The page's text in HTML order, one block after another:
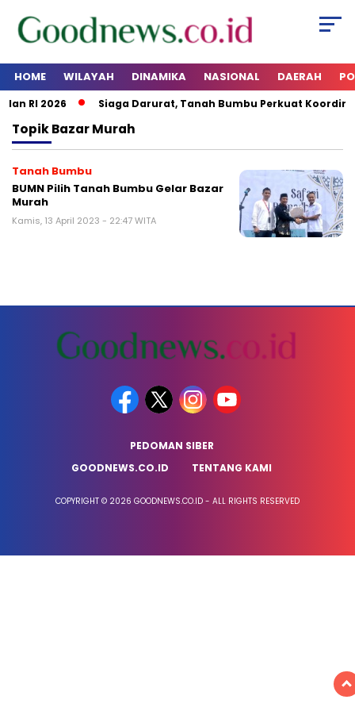
HOME WILAYAH DINAMIKA NASIONAL DAERAH
RI 2026 Siaga Darurat, Tanah Bumbu Perkuat
TopikBazar Murah
Tanah Bumbu
BUMN Pilih Tanah Bumbu Gelar Bazar
Murah
Kamis, 13 April 2023 - 22:47 WITA
PEDOMAN SIBER
GOODNEWS.CO.ID
TENTANG KAMI
COPYRIGHT © 2026 GOODNEWS.CO.ID - ALL RIGHTS RESERVED